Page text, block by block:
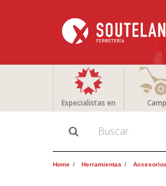
Especialistas en
Home Herramientas